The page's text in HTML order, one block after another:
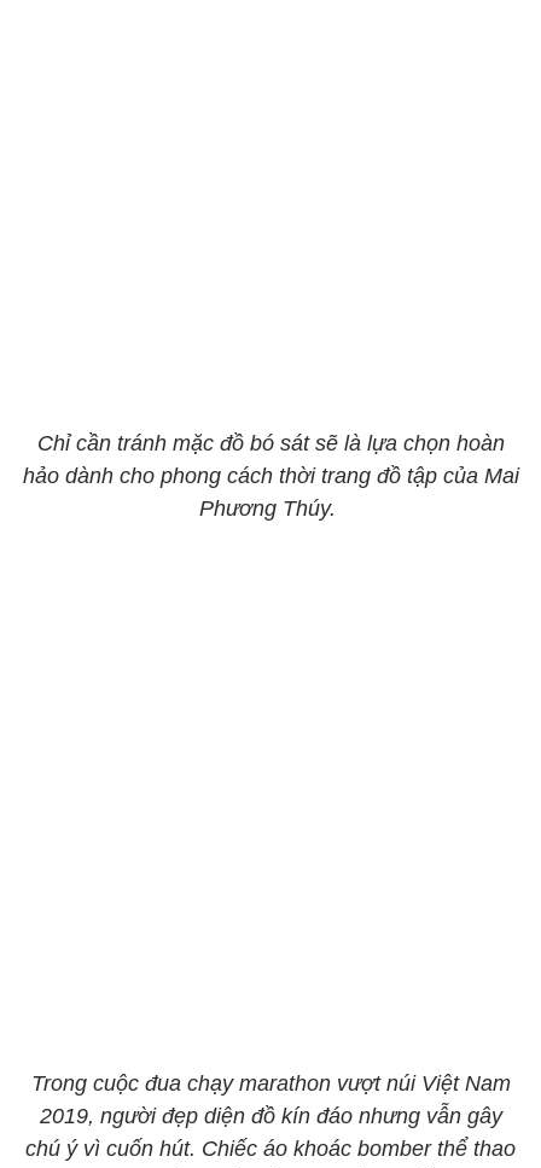
Chỉ cần tránh mặc đồ bó sát sẽ là lựa chọn hoàn
hảo dành cho phong cách thời trang đồ tập của Mai
Phương Thúy.
Trong cuộc đua chạy marathon vượt núi Việt Nam
2019, người đẹp diện đồ kín đáo nhưng vẫn gây
chú ý vì cuốn hút. Chiếc áo khoác bomber thể thao